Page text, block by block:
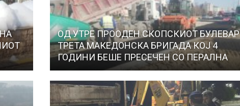
ОД УТРЕ ПРООДЕН СКОПСКИОТ БУЛЕВАР
ТРЕТА МАКЕДОНСКА БРИГАДА КОЈ 4
ГОДИНИ БЕШЕ ПРЕСЕЧЕН СО ПЕРАЛНА